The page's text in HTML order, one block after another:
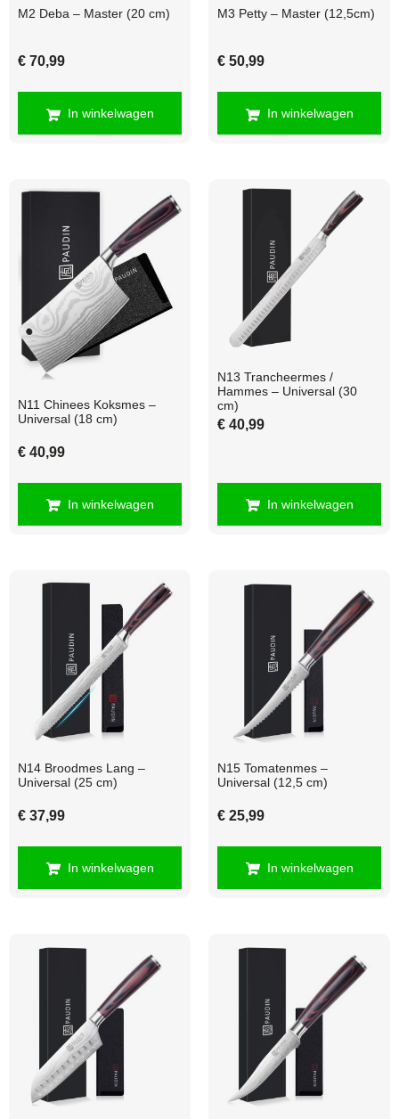
M2 Deba – Master (20 cm)
€ 70,99
In winkelwagen
M3 Petty – Master (12,5cm)
€ 50,99
In winkelwagen
N11 Chinees Koksmes –
Universal (18 cm)
€ 40,99
In winkelwagen
N13 Trancheermes /
Hammes – Universal (30
cm)
€ 40,99
In winkelwagen
N14 Broodmes Lang –
Universal (25 cm)
€ 37,99
In winkelwagen
N15 Tomatenmes –
Universal (12,5 cm)
€ 25,99
In winkelwagen